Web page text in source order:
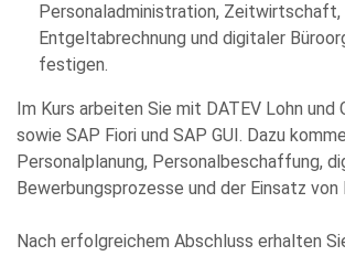
Personaladministration, Zeitwirtschaft,
Entgeltabrechnung und digitaler
festigen.
Im Kurs arbeiten Sie mit DATEV Lohn
sowie SAP Fiori und SAP GUI. Dazu
Personalplanung, Personalbeschaffung,
Bewerbungsprozesse und der Einsatz von
Nach erfolgreichem Abschluss erhalten
Die Datenschutzerklärung habe ich zur
und stimme der elektronischen Erhebung und
meiner Anfrage zu. Bitte beachten Sie: Diese
können Sie per E-Mail an info@comhard.de
Zukunft widerrufen.
Diese Website ist durch reCAPTCHA geschützt
Datenschutzbestimmungen and